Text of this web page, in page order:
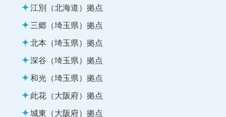
江別（北海道）拠点
三郷（埼玉県）拠点
北本（埼玉県）拠点
深谷（埼玉県）拠点
和光（埼玉県）拠点
此花（大阪府）拠点
城東（大阪府）拠点